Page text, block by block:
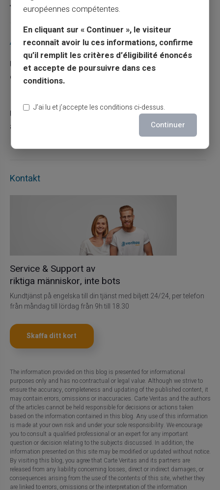
Escroquerie
Articles récents
Une carte bancaire gratuite sans compte, ça
existe ?
Utilisation responsable du paiement mobile
avec la carte Veritas
Kontakt
Service & Support av
riktiga människor, inte bots
Kundtjänst på engelska till din tjänst med biljett 24/24, per telefon
från måndag till lördag från 9h till 18.30
Skaffa ditt kort
The information provided on this blog is presented for informational
purposes only and has no contractual or legal value. Although we strive to
ensure the accuracy, completeness and updating of the published content, it
may contain errors, omissions or inaccuracies. Carte Veritas and the authors
of the articles cannot be held responsible for decisions or actions taken
based on the information contained in this blog. Any use of this information
is made at your own risk and under your sole responsibility. We encourage
you to consult a qualified professional or an expert for any important
question or decision relating to the subjects discussed. In addition, the
information presented on this site may be modified or updated without notice.
By visiting this blog, you agree that Carte Veritas and its partners are
released from any liability concerning losses, direct or indirect damages, or
consequences arising from the use of the contents of this site, whether they
are linked to errors, omissions or the interpretation of the information
européennes compétentes.
En cliquant sur « Continuer », le visiteur
reconnaît avoir lu ces informations, confirme
qu’il remplit les critères d’éligibilité énoncés
et accepte de poursuivre dans ces
conditions.
J’ai lu et j’accepte les conditions ci-dessus.
Continuer